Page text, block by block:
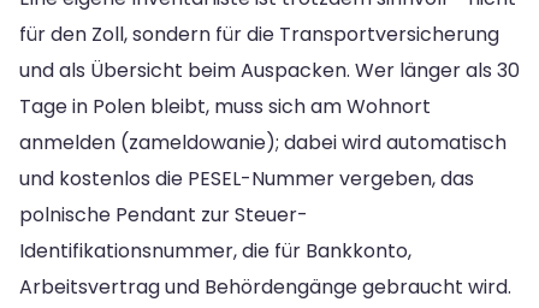
für den Zoll, sondern für die Transportversicherung
und als Übersicht beim Auspacken. Wer länger als 30
Tage in Polen bleibt, muss sich am Wohnort
anmelden (zameldowanie); dabei wird automatisch
und kostenlos die PESEL-Nummer vergeben, das
polnische Pendant zur Steuer-
Identifikationsnummer, die für Bankkonto,
Arbeitsvertrag und Behördengänge gebraucht wird.